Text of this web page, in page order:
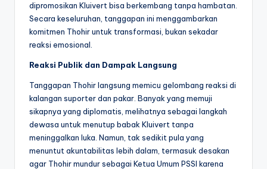
dipromosikan Kluivert bisa berkembang tanpa hambatan.
Secara keseluruhan, tanggapan ini menggambarkan
komitmen Thohir untuk transformasi, bukan sekadar
reaksi emosional.
Reaksi Publik dan Dampak Langsung
Tanggapan Thohir langsung memicu gelombang reaksi di
kalangan suporter dan pakar. Banyak yang memuji
sikapnya yang diplomatis, melihatnya sebagai langkah
dewasa untuk menutup babak Kluivert tanpa
meninggalkan luka. Namun, tak sedikit pula yang
menuntut akuntabilitas lebih dalam, termasuk desakan
agar Thohir mundur sebagai Ketua Umum PSSI karena